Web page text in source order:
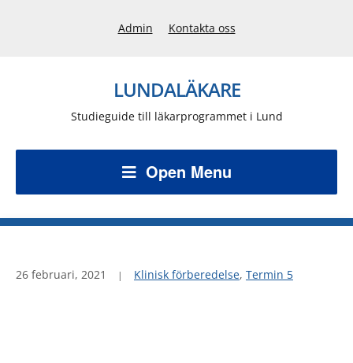
Admin Kontakta oss
LUNDALÄKARE
Studieguide till läkarprogrammet i Lund
Open Menu
26 februari, 2021 Klinisk förberedelse, Termin 5